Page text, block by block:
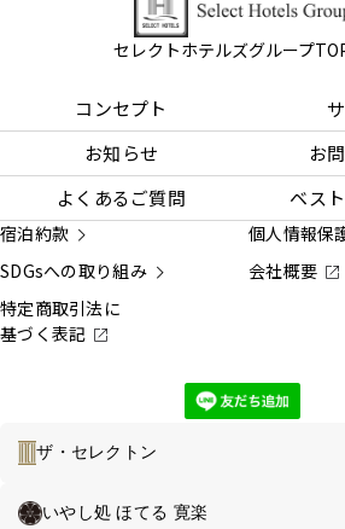
セレクトホテルズグループ
コンセプト
お知らせ
お
よくあるご質問
ベス
宿泊約款
個人情報保
SDGsへの取り組み
会社概要
特定商取引法に
基づく表記
ザ・セレクトン
いやし処 ほてる 寛楽